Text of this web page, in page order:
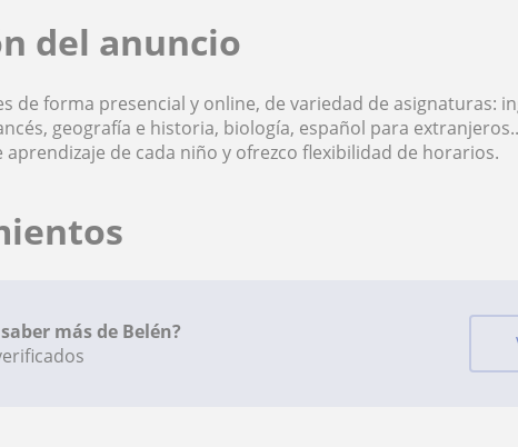
del anuncio
de forma presencial y online, de variedad de asignaturas:
geografía e historia, biología, español para
aprendizaje de cada niño y ofrezco flexibilidad de horarios.
más de Belén?